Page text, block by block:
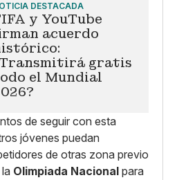
DESTACADA
y YouTube
acuerdo
gratis
el Mundial
de seguir con esta
jóvenes puedan
de otras zona previo
Olimpiada Nacional para